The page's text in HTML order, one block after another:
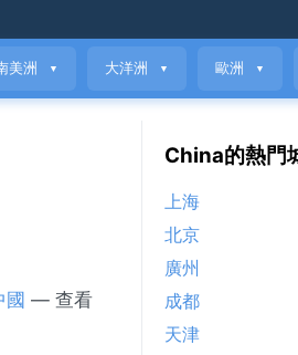
美洲 ▼ 大洋洲 ▼ 歐洲 ▼
國 — 查看
China的熱門
上海
北京
廣州
成都
天津